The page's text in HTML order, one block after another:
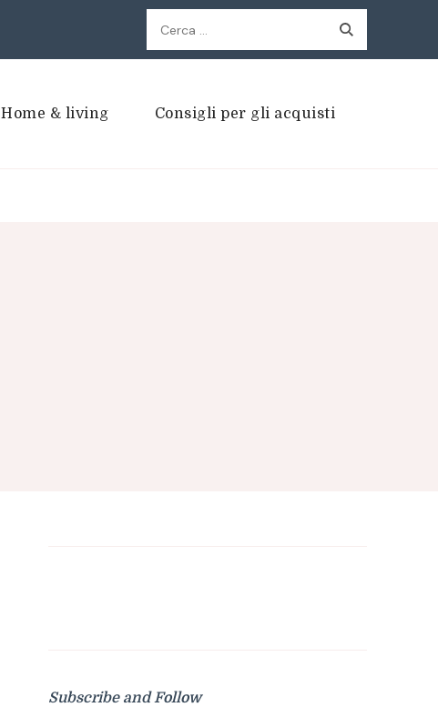
Ricerca
per:
Home & living Consigli per gli acquisti
Subscribe and Follow